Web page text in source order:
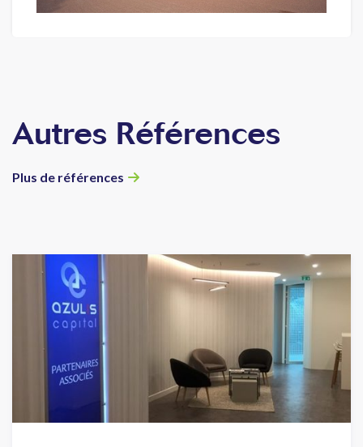
Autres Références
Plus de références